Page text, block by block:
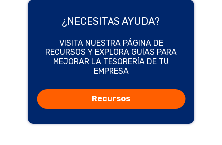
¿NECESITAS AYUDA?
VISITA NUESTRA PÁGINA DE
RECURSOS Y EXPLORA GUÍAS PARA
MEJORAR LA TESORERÍA DE TU
EMPRESA
Recursos